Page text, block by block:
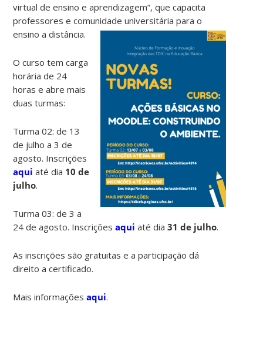
virtual de ensino e aprendizagem”, que capacita
professores e comunidade universitária para o
ensino a distância.
O curso tem carga
horária de 24
horas e abre mais
duas turmas:
Turma 02: de 13
de julho a 3 de
agosto. Inscrições
aqui até dia 10 de
julho.
Turma 03: de 3 a
24 de agosto. Inscriçõesaqui até dia31 de julho.
As inscrições são gratuitas e a participação dá
direito a certificado.
Mais informaçõesaqui.